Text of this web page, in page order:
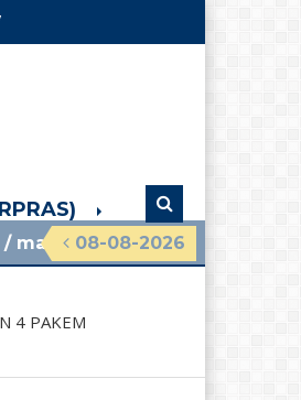
08-08-2026
mpls ramah 2026 smpn 4
4 PAKEM